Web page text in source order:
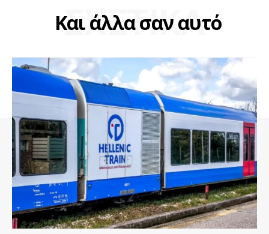
Και άλλα σαν αυτό
ΣΧΕΤΙΚΑ